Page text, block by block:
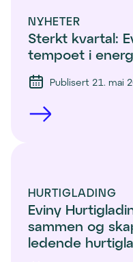
NYHETER
Sterkt kvartal:
tempoet i
Publisert 21. mai
HURTIGLADING
Eviny
sammen og
ledende